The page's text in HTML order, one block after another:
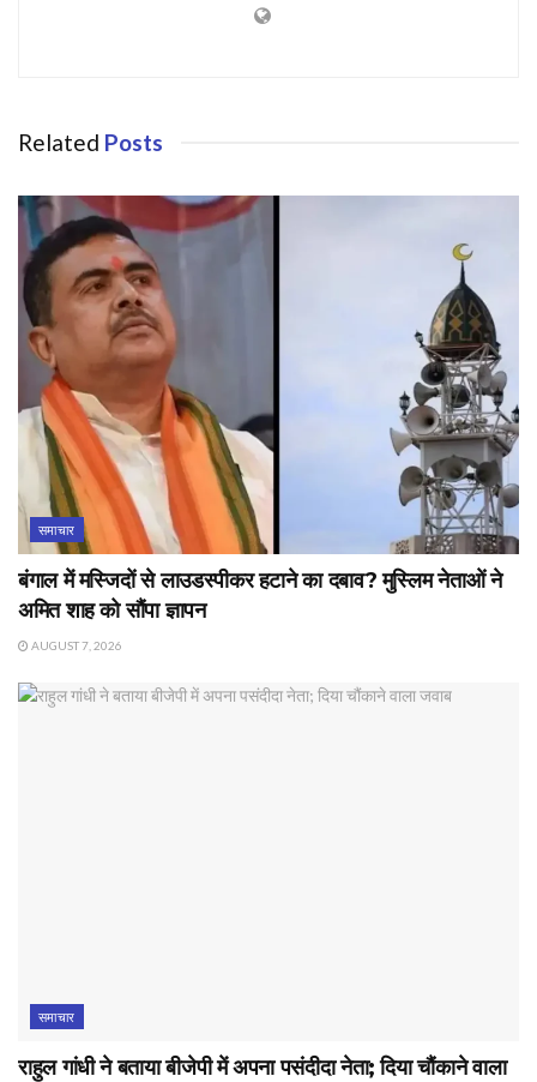
Related Posts
समाचार
बंगाल में मस्जिदों से लाउडस्पीकर हटाने का दबाव? मुस्लिम नेताओं ने
अमित शाह को सौंपा ज्ञापन
AUGUST 7, 2026
समाचार
राहुल गांधी ने बताया बीजेपी में अपना पसंदीदा नेता; दिया चौंकाने वाला